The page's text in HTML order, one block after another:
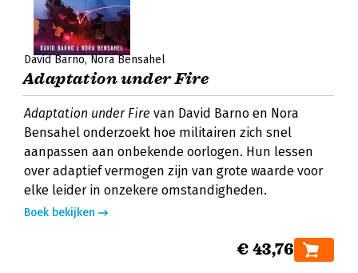
David Barno Nora Bensahel
Adaptation under Fire
Adaptation under Fire van David Barno en Nora
Bensahel onderzoekt hoe militairen zich snel
aanpassen aan onbekende oorlogen. Hun lessen
over adaptief vermogen zijn van grote waarde voor
elke leider in onzekere omstandigheden.
Boek bekijken
€ 43,76